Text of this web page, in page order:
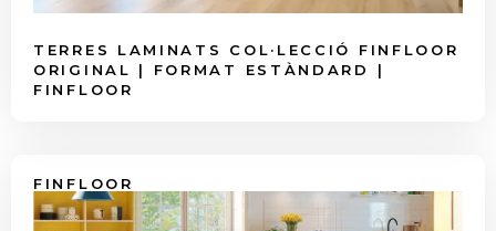
TERRES LAMINATS COL·LECCIÓ FINFLOOR
ORIGINAL | FORMAT ESTÀNDARD |
FINFLOOR
FINFLOOR